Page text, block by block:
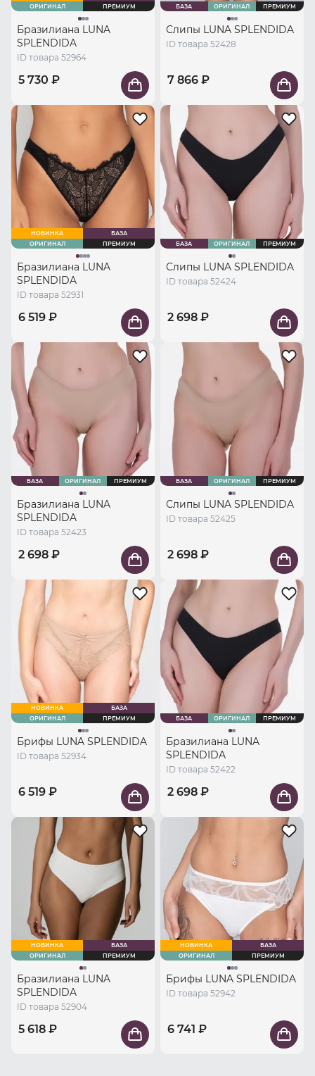
ОРИГИНАЛ
ПРЕМИУМ
Бразилиана LUNA
SPLENDIDA
ID товара 52964
5 730 ₽
БАЗА ОРИГИНАЛ ПРЕМИУМ
Слипы LUNA SPLENDIDA
ID товара 52428
7 866 ₽
НОВИНКА
БАЗА
ОРИГИНАЛ
ПРЕМИУМ
Бразилиана LUNA
SPLENDIDA
ID товара 52931
6 519 ₽
БАЗА ОРИГИНАЛ ПРЕМИУМ
Слипы LUNA SPLENDIDA
ID товара 52424
2 698 ₽
БАЗА ОРИГИНАЛ ПРЕМИУМ
Бразилиана LUNA
SPLENDIDA
ID товара 52423
2 698 ₽
БАЗА ОРИГИНАЛ ПРЕМИУМ
Слипы LUNA SPLENDIDA
ID товара 52425
2 698 ₽
НОВИНКА
БАЗА
ОРИГИНАЛ
ПРЕМИУМ
Брифы LUNA SPLENDIDA
ID товара 52934
6 519 ₽
БАЗА ОРИГИНАЛ ПРЕМИУМ
Бразилиана LUNA
SPLENDIDA
ID товара 52422
2 698 ₽
НОВИНКА
БАЗА
ОРИГИНАЛ
ПРЕМИУМ
Бразилиана LUNA
SPLENDIDA
ID товара 52904
5 618 ₽
НОВИНКА
БАЗА
ОРИГИНАЛ
ПРЕМИУМ
Брифы LUNA SPLENDIDA
ID товара 52942
6 741 ₽